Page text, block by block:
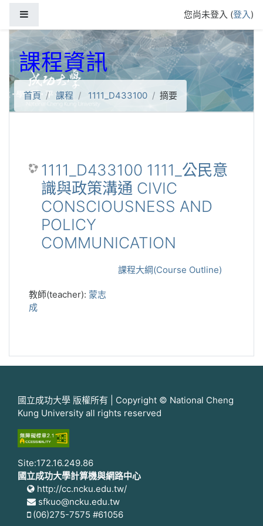
您尚未登入 (登入)
課程資訊
首頁 課程 1111_D433100 摘要
1111_D433100 1111_公民意
識與政策溝通 CIVIC
CONSCIOUSNESS AND
POLICY
COMMUNICATION
課程大綱(Course Outline)
教師(teacher): 蒙志
成
國立成功大學 版權所有 | Copyright © National Cheng
Kung University all rights reserved
Site:172.16.249.86
國立成功大學計算機與網路中心
http://cc.ncku.edu.tw/
sfkuo@ncku.edu.tw
(06)275-7575 #61056